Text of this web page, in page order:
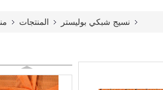
المنتجات نسيج شبكي بوليستر